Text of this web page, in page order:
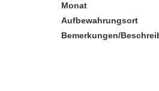
Monat
Aufbewahrungsort
Bemerkungen/